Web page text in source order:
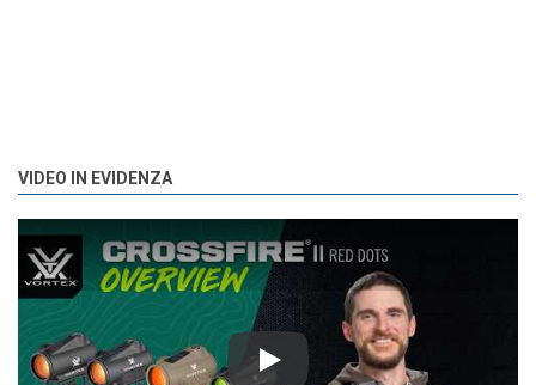
VIDEO IN EVIDENZA
Play